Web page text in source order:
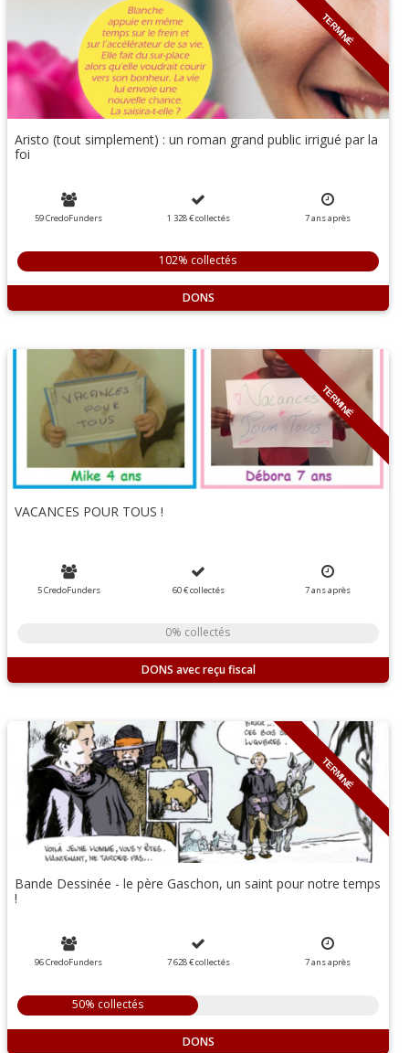
TERMINÉ
Aristo (tout simplement) : un roman grand public irrigué par la
foi
59 CredoFunders 1 328 €collectés 7ansaprès
102% collectés
DONS
TERMINÉ
VACANCES POUR TOUS !
5 CredoFunders 60 €collectés 7ansaprès
0% collectés
DONS
TERMINÉ
Bande Dessinée - le père Gaschon, un saint pour notre temps
!
96 CredoFunders 7 628 €collectés 7ansaprès
50% collectés
DONS